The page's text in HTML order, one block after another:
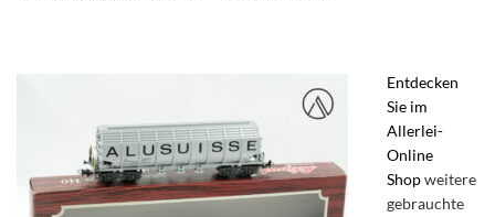
Entdecken
Sie im
Allerlei-
Online
Shopweitere
gebrauchte